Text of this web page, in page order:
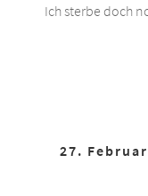
Ich sterbe doch
27.